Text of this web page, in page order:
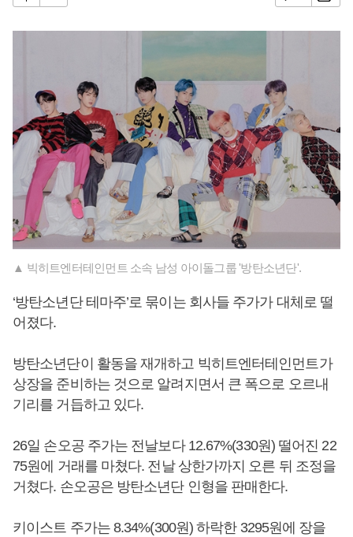
▲ 빅히트엔터테인먼트 소속 남성 아이돌그룹 '방탄소년단'.
‘방탄소년단 테마주’로 묶이는 회사들 주가가 대체로 떨
어졌다.
방탄소년단이 활동을 재개하고 빅히트엔터테인먼트가
상장을 준비하는 것으로 알려지면서 큰 폭으로 오르내
기리를 거듭하고 있다.
26일 손오공 주가는 전날보다 12.67%(330원) 떨어진 22
75원에 거래를 마쳤다. 전날 상한가까지 오른 뒤 조정을
거쳤다. 손오공은 방탄소년단 인형을 판매한다.
키이스트 주가는 8.34%(300원) 하락한 3295원에 장을